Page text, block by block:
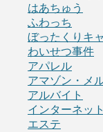
はあちゅう
ふわっち
ぼったくりキ
わいせつ事件
アパレル
アマゾン・メ
アルバイト
インターネッ
エステ